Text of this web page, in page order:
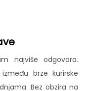
najviše odgovara.
brze kurirske
Bez obzira na